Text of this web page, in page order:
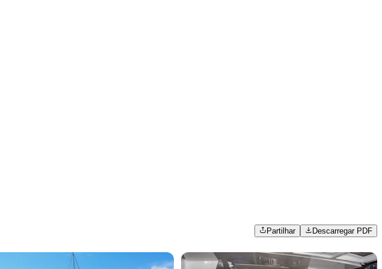
Partilhar Descarregar PDF